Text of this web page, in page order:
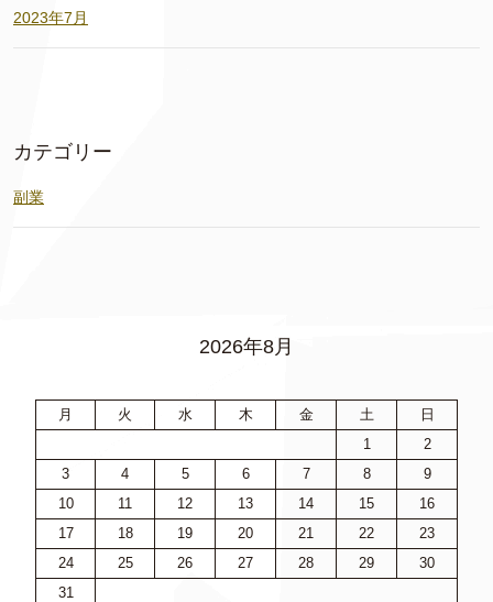
2023年7月
カテゴリー
副業
2026年8月
月 火 水 木 金 土
日
1
2
3
4 5 6 7 8
9
10
11 12 13 14 15
16
17
18 19 20 21 22
23
24
25 26 27 28 29
30
31